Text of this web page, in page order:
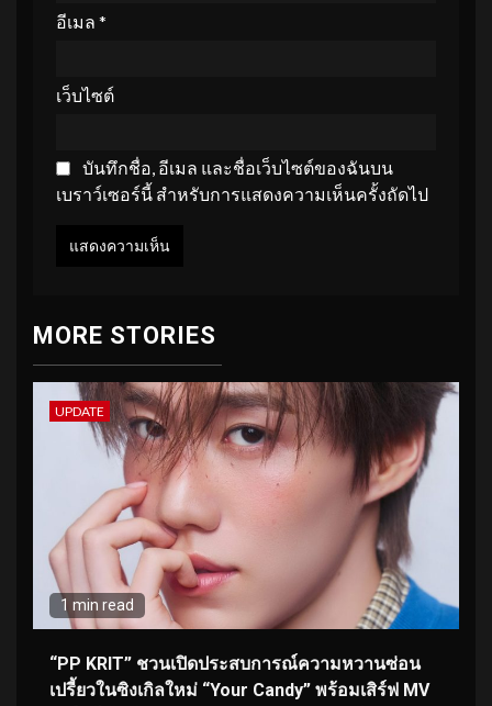
อีเมล *
เว็บไซต์
บันทึกชื่อ, อีเมล และชื่อเว็บไซต์ของฉันบน
เบราว์เซอร์นี้ สำหรับการแสดงความเห็นครั้งถัดไป
MORE STORIES
UPDATE
1 min read
“PP KRIT” ชวนเปิดประสบการณ์ความหวานซ่อน
เปรี้ยวในซิงเกิลใหม่ “Your Candy” พร้อมเสิร์ฟ MV